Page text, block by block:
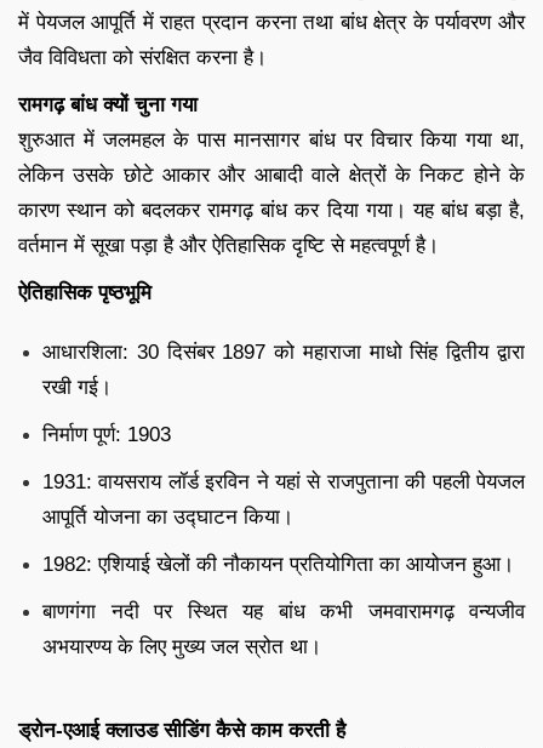
में पेयजल आपूर्ति में राहत प्रदान करना तथा बांध क्षेत्र के पर्यावरण और
जैव विविधता को संरक्षित करना है।
रामगढ़ बांध क्यों चुना गया
शुरुआत में जलमहल के पास मानसागर बांध पर विचार किया गया था,
लेकिन उसके छोटे आकार और आबादी वाले क्षेत्रों के निकट होने के
कारण स्थान को बदलकर रामगढ़ बांध कर दिया गया। यह बांध बड़ा है,
वर्तमान में सूखा पड़ा है और ऐतिहासिक दृष्टि से महत्वपूर्ण है।
ऐतिहासिक पृष्ठभूमि
आधारशिला: 30 दिसंबर 1897 को महाराजा माधो सिंह द्वितीय द्वारा
रखी गई।
निर्माण पूर्ण: 1903
1931: वायसराय लॉर्ड इरविन ने यहां से राजपुताना की पहली पेयजल
आपूर्ति योजना का उद्घाटन किया।
1982: एशियाई खेलों की नौकायन प्रतियोगिता का आयोजन हुआ।
बाणगंगा नदी पर स्थित यह बांध कभी जमवारामगढ़ वन्यजीव
अभयारण्य के लिए मुख्य जल स्रोत था।
ड्रोन-एआई क्लाउड सीडिंग कैसे काम करती है